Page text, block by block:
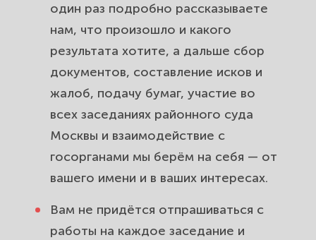
один раз подробно рассказываете
нам, что произошло и какого
результата хотите, а дальше сбор
документов, составление исков и
жалоб, подачу бумаг, участие во
всех заседаниях районного суда
Москвы и взаимодействие с
госорганами мы берём на себя — от
вашего имени и в ваших интересах.
Вам не придётся отпрашиваться с
работы на каждое заседание и